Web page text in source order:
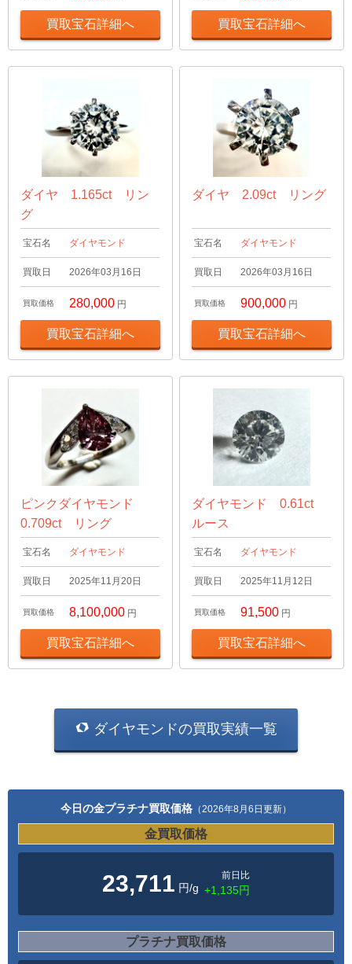
買取宝石詳細へ 買取宝石詳細へ
ダイヤ 1.165ct リン
グ
宝石名 ダイヤモンド
買取日 2026年03月16日
買取価格 280,000 円
買取宝石詳細へ
ダイヤ 2.09ct リング
宝石名 ダイヤモンド
買取日 2026年03月16日
買取価格 900,000 円
買取宝石詳細へ
ピンクダイヤモンド
0.709ct リング
宝石名 ダイヤモンド
買取日 2025年11月20日
買取価格 8,100,000 円
買取宝石詳細へ
ダイヤモンド 0.61ct
ルース
宝石名 ダイヤモンド
買取日 2025年11月12日
買取価格 91,500 円
買取宝石詳細へ
ダイヤモンドの買取実績一覧
今日の金プラチナ買取価格 （2026年8月6日更新）
金買取価格
23,711 円/g
前日比
+1,135円
プラチナ買取価格